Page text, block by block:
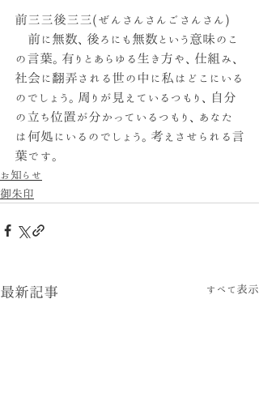
前三三後三三(ぜんさんさんごさんさん)
前に無数、後ろにも無数という意味のこ
の言葉。有りとあらゆる生き方や、仕組み、
社会に翻弄される世の中に私はどこにいる
のでしょう。周りが見えているつもり、自分
の立ち位置が分かっているつもり、あなた
は何処にいるのでしょう。考えさせられる言
葉です。
お知らせ
御朱印
最新記事 すべて表示